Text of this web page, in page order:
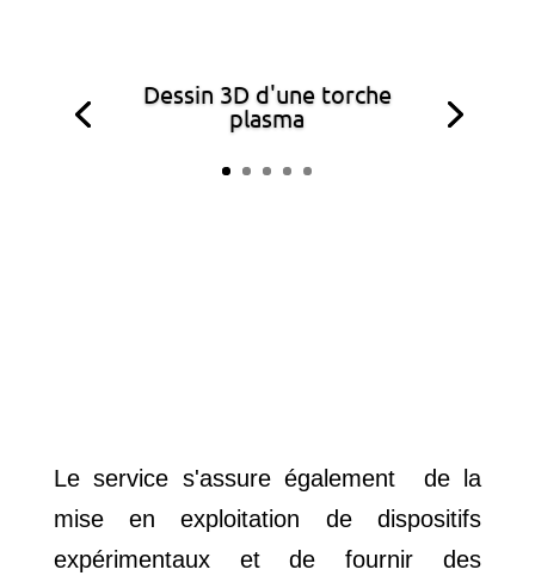
Dessin 3D d'une torche
plasma
Le service s'assure également de la
mise en exploitation de dispositifs
expérimentaux et de fournir des